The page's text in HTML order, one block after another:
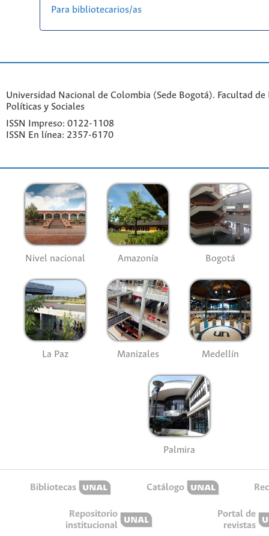
Para bibliotecarios/as
Universidad Nacional de Colombia (Sede Bogotá). Facultad de
Políticas y Sociales
ISSN Impreso: 0122-1108
ISSN En línea: 2357-6170
Nivel nacional Amazonía Bogotá
La Paz Manizales Medellín
Palmira
Bibliotecas Catálogo
Repositorio
institucional
Portal de
revistas